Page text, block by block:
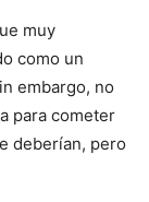
muy
como un
embargo, no
para cometer
deberían, pero